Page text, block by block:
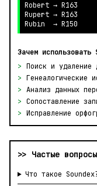
Robert → R163
Rupert → R163
Rubin  → R150
Зачем использовать
> Поиск и удаление
> Генеалогические
> Анализ данных
> Сопоставление
> Исправление
>> Частые вопросы
Что такое